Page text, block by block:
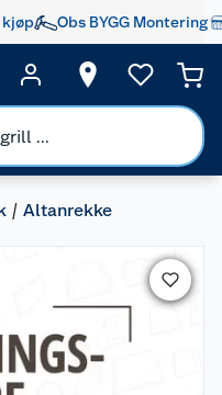
kjøp Obs BYGG Montering
Altanrekke